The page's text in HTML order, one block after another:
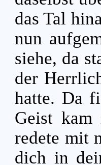
das Tal
nun
siehe, da
der
hatte. Da
Geist
redete mit
dich in